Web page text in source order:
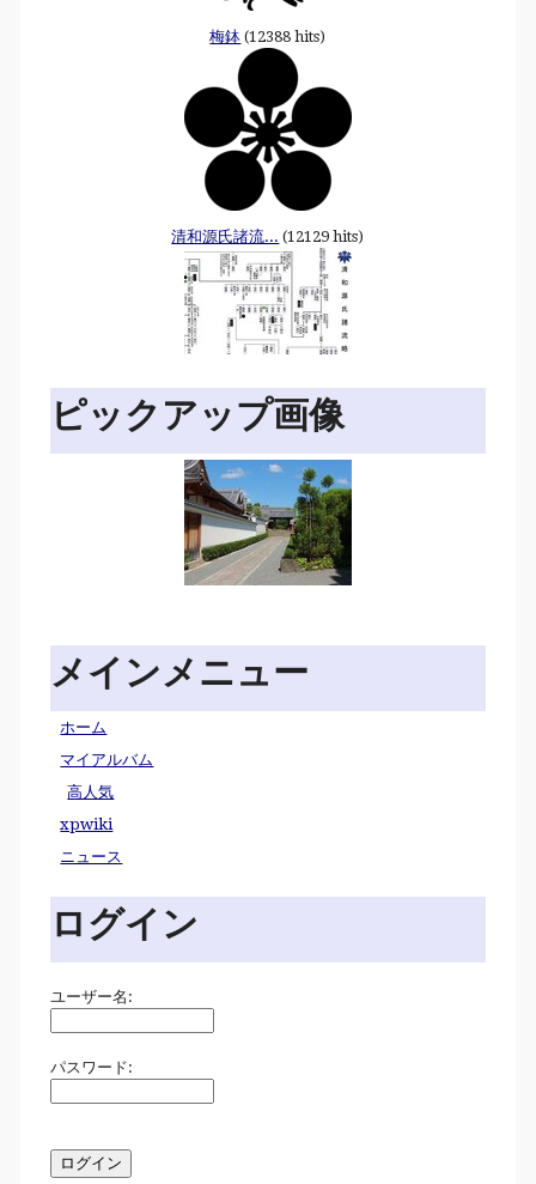
梅鉢 (12388 hits)
清和源氏諸流... (12129 hits)
ピックアップ画像
メインメニュー
ホーム
マイアルバム
高人気
xpwiki
ニュース
ログイン
ユーザー名:
パスワード: